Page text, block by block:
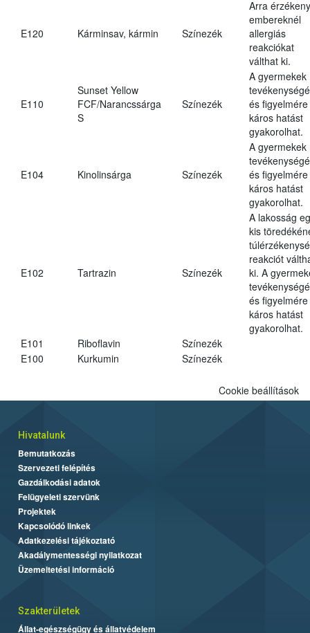
E120 Kárminsav, kármin Színezék
Arra érzékeny
embereknél
allergiás
reakciókat
válthat ki.
E110
Sunset Yellow
FCF/Narancssárga
S
Színezék
A gyermekek
és figyelmére
káros hatást
gyakorolhat.
E104 Kinolinsárga Színezék
A gyermekek
és figyelmére
káros hatást
gyakorolhat.
E102 Tartrazin Színezék
A lakosság
kis
reakciót
ki. A
és figyelmére
káros hatást
gyakorolhat.
E101
Riboflavin
Színezék
E100
Kurkumin Színezék
Cookie beállítások
Hivatalunk
Bemutatkozás
Szervezeti felépítés
Gazdálkodási adatok
Felügyeleti szervünk
Projektek
Kapcsolódó linkek
Adatkezelési tájékoztató
Akadálymentességi nyilatkozat
Üzemeltetési információ
Szakterületek
Állat-egészségügy és állatvédelem